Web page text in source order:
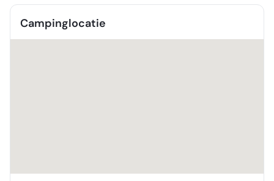
Campinglocatie